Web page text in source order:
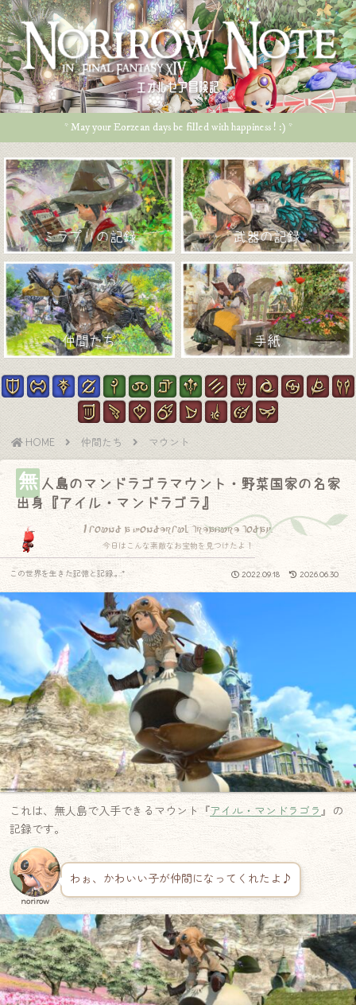
エオルゼア冒険記
* May your Eorzean days be filled with happiness ! :) *
ミラプリの記録 武器の記録
仲間たち 手紙
HOME 仲間たち マウント
無 人島のマンドラゴラマウント・野菜国家の名家
出身『アイル・マンドラゴラ』
I found a wonderful treasure today.
今日はこんな素敵なお宝物を見つけたよ！
2022.09.18 2026.06.30
この世界を生きた記憶と記録.｡.:*
これは、無人島で入手できるマウント『アイル・マンドラゴラ』の
記録です。
norirow
わぉ、かわいい子が仲間になってくれたよ♪